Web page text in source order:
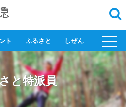
ト ふるさと しぜん
toggle
と特派員